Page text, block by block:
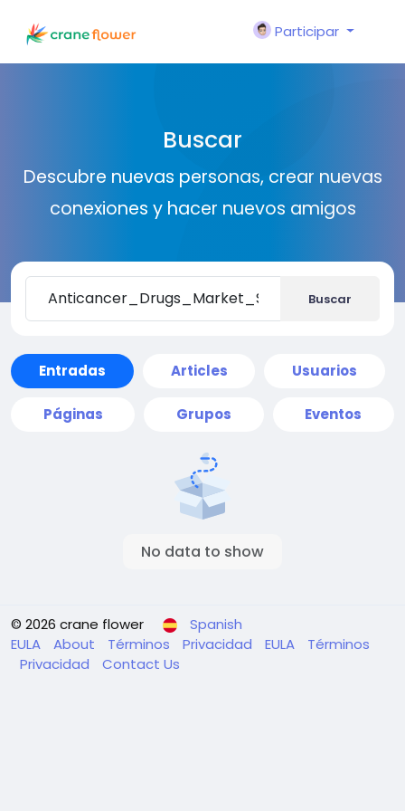
Participar
Buscar
Descubre nuevas personas, crear nuevas
conexiones y hacer nuevos amigos
Buscar
Entradas Articles Usuarios
Páginas Grupos Eventos
No data to show
© 2026 crane flower
Spanish
EULA
About Términos Privacidad EULA
Términos
Privacidad
Contact Us